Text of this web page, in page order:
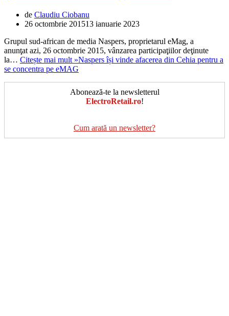
de Claudiu Ciobanu
26 octombrie 201513 ianuarie 2023
Grupul sud-african de media Naspers, proprietarul eMag, a
anunţat azi, 26 octombrie 2015, vânzarea participaţiilor deţinute
la… Citește mai mult »Naspers își vinde afacerea din Cehia pentru a
se concentra pe eMAG
Abonează-te la newsletterul
ElectroRetail.ro!
Cum arată un newsletter?